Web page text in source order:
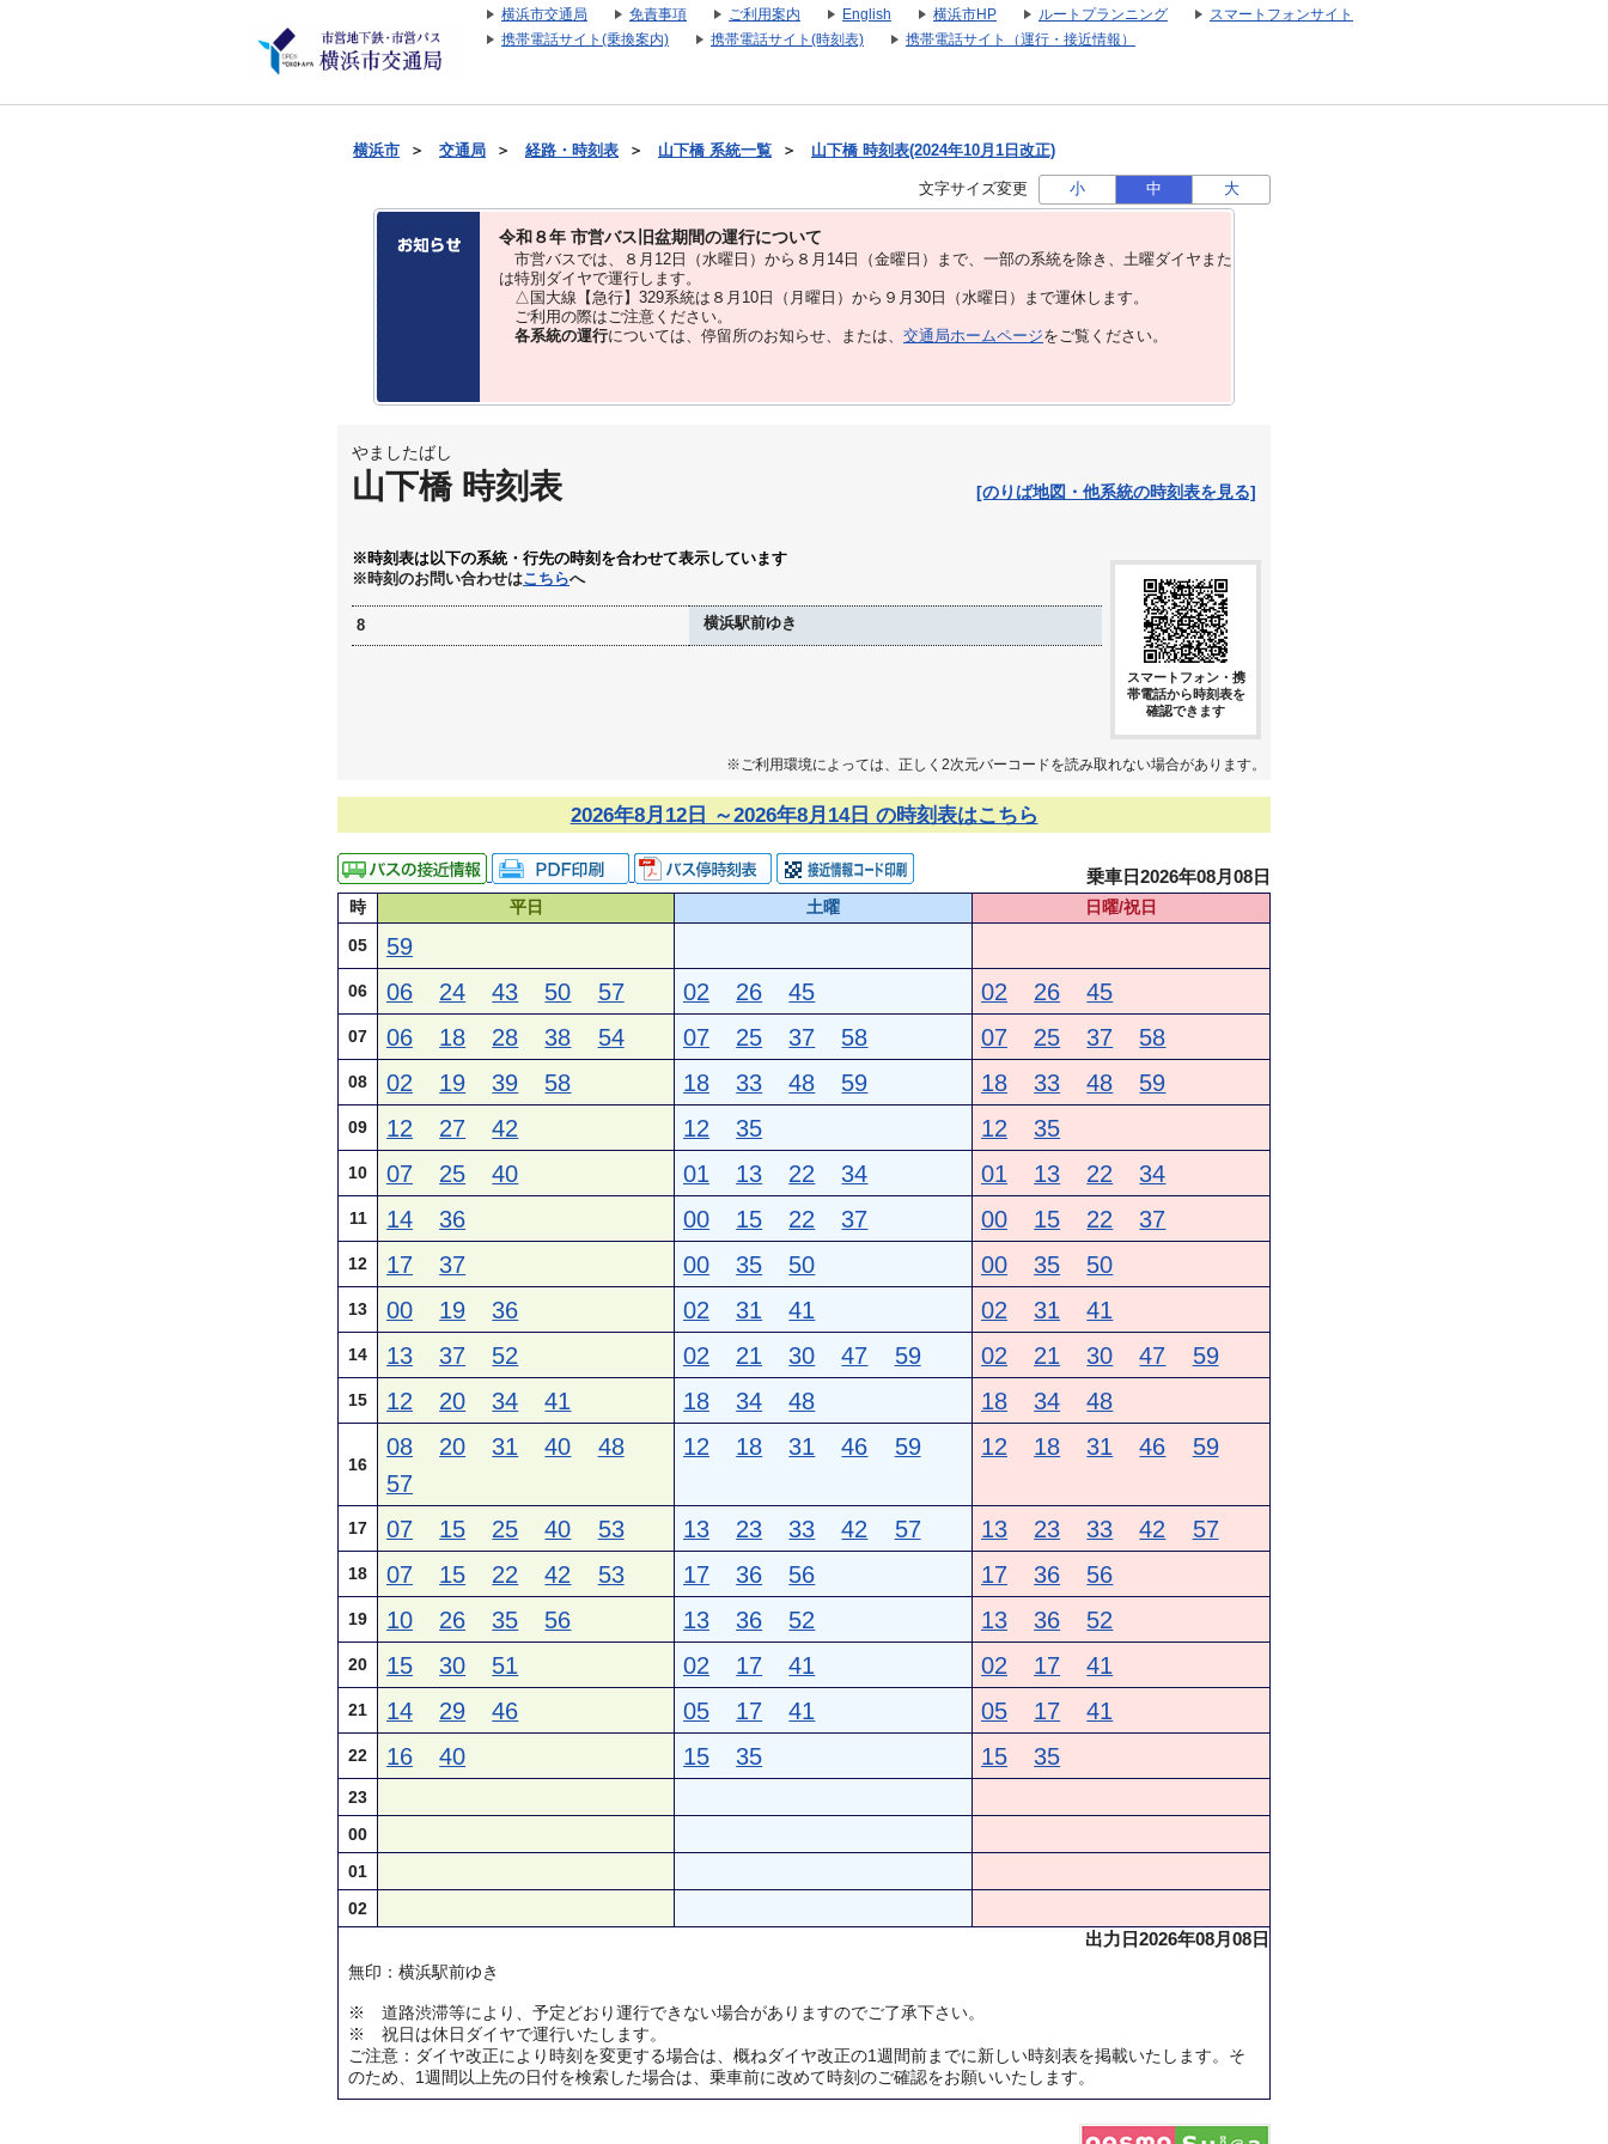
横浜市交通局 免責事項 ご利用案内 English 横浜市HP ルートプランニング
スマートフォンサイト
携帯電話サイト(乗換案内)
携帯電話サイト(時刻表) 携帯電話サイト（運行・接近情報）
横浜市 ＞ 交通局 ＞ 経路・時刻表 ＞ 山下橋 系統一覧 ＞ 山下橋 時刻表(2024年10月1日改正)
文字サイズ変更 小 中 大
令和８年 市営バス旧盆期間の運行について
市営バスでは、８⽉12⽇（水曜日）から８⽉14⽇（金曜日）まで、⼀部の系統を除き、⼟曜ダイヤまた
は特別ダイヤで運⾏します。
△国大線【急行】329系統は８月10日（月曜日）から９月30日（水曜日）まで運休します。
ご利用の際はご注意ください。
各系統の運行については、停留所のお知らせ、または、 交通局ホームページをご覧ください。
やましたばし
山下橋 時刻表 [のりば地図・他系統の時刻表を見る]
※時刻表は以下の系統・行先の時刻を合わせて表示しています
※時刻のお問い合わせはこちらへ
8 横浜駅前ゆき
スマートフォン・携
帯電話から時刻表を
確認できます
※ご利用環境によっては、正しく2次元バーコードを読み取れない場合があります。
2026年8月12日 ～2026年8月14日 の時刻表はこちら
乗車日2026年08月08日
時 平日 土曜
日曜/祝日
05
59
06 06 24 43 50 57 02 26 45 02 26 45
07 06 18 28 38 54 07 25 37 58 07 25 37 58
08 02 19 39 58 18 33 48 59 18 33 48 59
09 12 27 42 12 35 12 35
10 07 25 40 01 13 22 34 01 13 22 34
11 14 36 00 15 22 37 00 15 22 37
12 17 37 00 35 50 00 35 50
13 00 19 36 02 31 41 02 31 41
14 13 37 52 02 21 30 47 59 02 21 30 47 59
15 12 20 34 41 18 34 48 18 34 48
16
08 20 31 40
48
57
12 18 31 46 59 12 18 31 46 59
17 07 15 25 40 53 13 23 33 42 57 13 23 33 42 57
18 07 15 22 42 53 17 36 56 17 36 56
19 10 26 35 56 13 36 52 13 36 52
20 15 30 51 02 17 41 02 17 41
21 14 29 46 05 17 41 05 17 41
22 16 40 15 35 15 35
23
00
01
02
出力日2026年08月08日
無印：横浜駅前ゆき
※ 道路渋滞等により、予定どおり運行できない場合がありますのでご了承下さい。
※ 祝日は休日ダイヤで運行いたします。
ご注意：ダイヤ改正により時刻を変更する場合は、概ねダイヤ改正の1週間前までに新しい時刻表を掲載いたします。そ
のため、1週間以上先の日付を検索した場合は、乗車前に改めて時刻のご確認をお願いいたします。